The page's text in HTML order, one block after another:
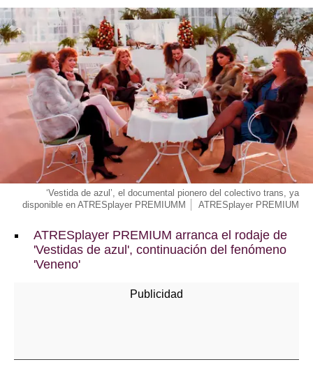
‘Vestida de azul’, el documental pionero del colectivo trans, ya
disponible en ATRESplayer PREMIUMM
ATRESplayer PREMIUM
ATRESplayer PREMIUM arranca el rodaje de
'Vestidas de azul', continuación del fenómeno
'Veneno'